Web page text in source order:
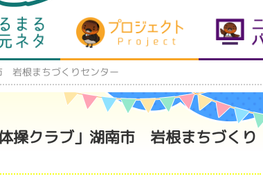
まるまる地元ネタ プロジェクト
岩根まちづくりセンター
操クラブ」湖南市 岩根まちづくり